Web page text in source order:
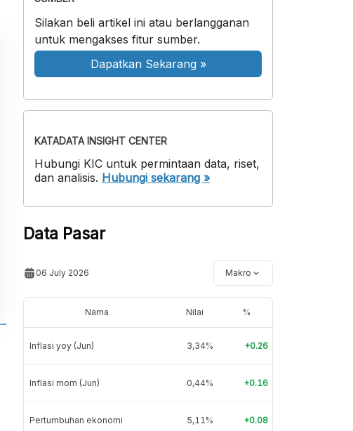
Silakan beli artikel ini atau berlangganan
untuk mengakses fitur sumber.
Dapatkan Sekarang »
KATADATA INSIGHT CENTER
Hubungi KIC untuk permintaan data, riset,
dan analisis. Hubungi sekarang »
Data Pasar
06 July 2026 Makro
Nama Nilai %
Inflasi yoy (Jun) 3,34% +0.26
Inflasi mom (Jun) 0,44% +0.16
Pertumbuhan ekonomi 5,11% +0.08